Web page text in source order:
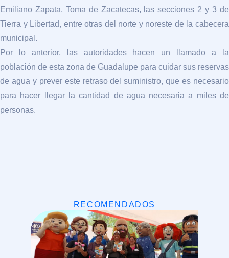
Emiliano Zapata, Toma de Zacatecas, las secciones 2 y 3 de
Tierra y Libertad, entre otras del norte y noreste de la cabecera
municipal.
Por lo anterior, las autoridades hacen un llamado a la
población de esta zona de Guadalupe para cuidar sus reservas
de agua y prever este retraso del suministro, que es necesario
para hacer llegar la cantidad de agua necesaria a miles de
personas.
RECOMENDADOS